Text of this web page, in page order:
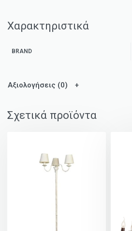
Χαρακτηριστικά
BRAND
Αξιολογήσεις (0)
Σχετικά προϊόντα